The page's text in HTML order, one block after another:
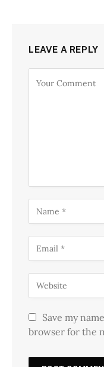
LEAVE A REPLY
Save my
browser for the